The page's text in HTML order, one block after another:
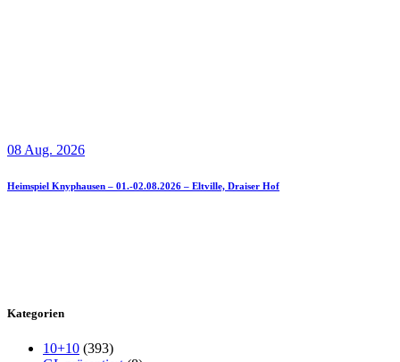
08 Aug. 2026
Heimspiel Knyphausen – 01.-02.08.2026 – Eltville, Draiser Hof
Kategorien
10+10 (393)